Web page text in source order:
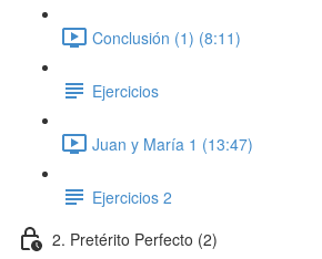
Conclusión (1) (8:11)
Ejercicios
Juan y María 1 (13:47)
Ejercicios 2
2. Pretérito Perfecto (2)